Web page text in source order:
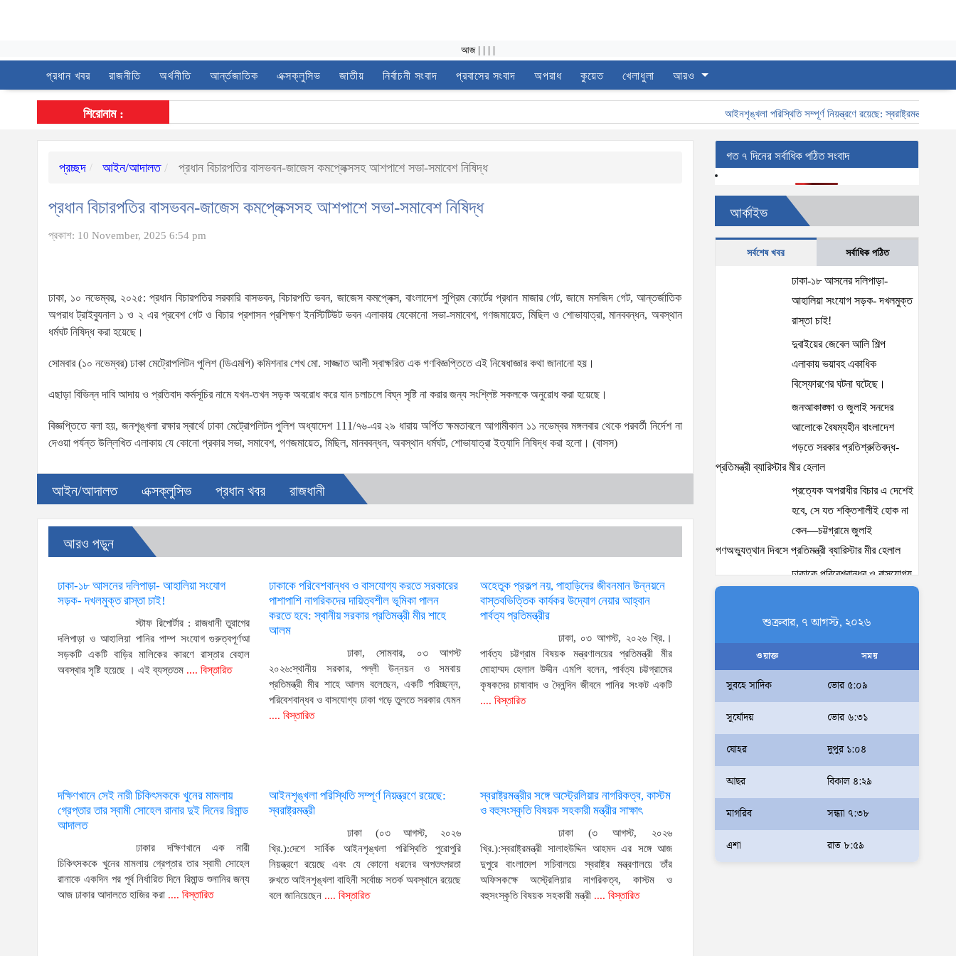
আজ
প্রধান খবর রাজনীতি অর্থনীতি আর্ন্তজাতিক এক্সক্লুসিভ জাতীয় নির্বাচনী সংবাদ প্রবাসের সংবাদ অপরাধ কুয়েত খেলাধুলা আরও
শিরোনাম : আইনশৃঙ্খলা পরিস্থিতি সম্পূর্ণ নিয়ন্ত্রণে রয়েছে: স্বরাষ্ট্রমন্ত্রী
প্রচ্ছদ আইন/আদালত প্রধান বিচারপতির বাসভবন-জাজেস কমপ্লেক্সসহ আশপাশে সভা-সমাবেশ নিষিদ্ধ
প্রধান বিচারপতির বাসভবন-জাজেস কমপ্লেক্সসহ আশপাশে সভা-সমাবেশ নিষিদ্ধ
প্রকাশ: 10 November, 2025 6:54 pm
ঢাকা, ১০ নভেম্বর, ২০২৫: প্রধান বিচারপতির সরকারি বাসভবন, বিচারপতি ভবন, জাজেস কমপ্লেক্স, বাংলাদেশ সুপ্রিম কোর্টের প্রধান মাজার গেট, জামে মসজিদ গেট, আন্তর্জাতিক
অপরাধ ট্রাইব্যুনাল ১ ও ২ এর প্রবেশ গেট ও বিচার প্রশাসন প্রশিক্ষণ ইনস্টিটিউট ভবন এলাকায় যেকোনো সভা-সমাবেশ, গণজমায়েত, মিছিল ও শোভাযাত্রা, মানববন্ধন, অবস্থান
ধর্মঘট নিষিদ্ধ করা হয়েছে।
সোমবার (১০ নভেম্বর) ঢাকা মেট্রোপলিটন পুলিশ (ডিএমপি) কমিশনার শেখ মো. সাজ্জাত আলী স্বাক্ষরিত এক গণবিজ্ঞপ্তিতে এই নিষেধাজ্ঞার কথা জানানো হয়।
এছাড়া বিভিন্ন দাবি আদায় ও প্রতিবাদ কর্মসূচির নামে যখন-তখন সড়ক অবরোধ করে যান চলাচলে বিঘ্ন সৃষ্টি না করার জন্য সংশ্লিষ্ট সকলকে অনুরোধ করা হয়েছে।
বিজ্ঞপ্তিতে বলা হয়, জনশৃঙ্খলা রক্ষার স্বার্থে ঢাকা মেট্রোপলিটন পুলিশ অধ্যাদেশ 111/৭৬-এর ২৯ ধারায় অর্পিত ক্ষমতাবলে আগামীকাল ১১ নভেম্বর মঙ্গলবার থেকে পরবর্তী নির্দেশ না
দেওয়া পর্যন্ত উল্লিখিত এলাকায় যে কোনো প্রকার সভা, সমাবেশ, গণজমায়েত, মিছিল, মানববন্ধন, অবস্থান ধর্মঘট, শোভাযাত্রা ইত্যাদি নিষিদ্ধ করা হলো। (বাসস)
আইন/আদালত এক্সক্লুসিভ প্রধান খবর রাজধানী
আরও পড়ুন
ঢাকা-১৮ আসনের দলিপাড়া- আহালিয়া সংযোগ
সড়ক- দখলমুক্ত রাস্তা চাই!
স্টাফ রিপোর্টার : রাজধানী তুরাগের
দলিপাড়া ও আহালিয়া পানির পাম্প সংযোগ গুরুত্বপূর্ণআ
সড়কটি একটি বাড়ির মালিকের কারণে রাস্তার বেহাল
অবস্থার সৃষ্টি হয়েছে । এই ব্যস্ততম .... বিস্তারিত
ঢাকাকে পরিবেশবান্ধব ও বাসযোগ্য করতে সরকারের
পাশাপাশি নাগরিকদের দায়িত্বশীল ভূমিকা পালন
করতে হবে: স্থানীয় সরকার প্রতিমন্ত্রী মীর শাহে
আলম
ঢাকা, সোমবার, ০৩ আগস্ট
২০২৬:স্থানীয় সরকার, পল্লী উন্নয়ন ও সমবায়
প্রতিমন্ত্রী মীর শাহে আলম বলেছেন, একটি পরিচ্ছন্ন,
পরিবেশবান্ধব ও বাসযোগ্য ঢাকা গড়ে তুলতে সরকার যেমন
.... বিস্তারিত
অহেতুক প্রকল্প নয়, পাহাড়িদের জীবনমান উন্নয়নে
বাস্তবভিত্তিক কার্যকর উদ্যোগ নেয়ার আহ্বান
পার্বত্য প্রতিমন্ত্রীর
ঢাকা, ০৩ আগস্ট, ২০২৬ খ্রি.।
পার্বত্য চট্টগ্রাম বিষয়ক মন্ত্রণালয়ের প্রতিমন্ত্রী মীর
মোহাম্মদ হেলাল উদ্দীন এমপি বলেন, পার্বত্য চট্টগ্রামের
কৃষকদের চাষাবাদ ও দৈনন্দিন জীবনে পানির সংকট একটি
.... বিস্তারিত
দক্ষিণখানে সেই নারী চিকিৎসককে খুনের মামলায়
গ্রেপ্তার তার স্বামী সোহেল রানার দুই দিনের রিমান্ড
আদালত
ঢাকার দক্ষিণখানে এক নারী
চিকিৎসককে খুনের মামলায় গ্রেপ্তার তার স্বামী সোহেল
রানাকে একদিন পর পূর্ব নির্ধারিত দিনে রিমান্ড শুনানির জন্য
আজ ঢাকার আদালতে হাজির করা .... বিস্তারিত
আইনশৃঙ্খলা পরিস্থিতি সম্পূর্ণ নিয়ন্ত্রণে রয়েছে:
স্বরাষ্ট্রমন্ত্রী
ঢাকা (০৩ আগস্ট, ২০২৬
খ্রি.):দেশে সার্বিক আইনশৃঙ্খলা পরিস্থিতি পুরোপুরি
নিয়ন্ত্রণে রয়েছে এবং যে কোনো ধরনের অপতৎপরতা
রুখতে আইনশৃঙ্খলা বাহিনী সর্বোচ্চ সতর্ক অবস্থানে রয়েছে
বলে জানিয়েছেন .... বিস্তারিত
স্বরাষ্ট্রমন্ত্রীর সঙ্গে অস্ট্রেলিয়ার নাগরিকত্ব, কাস্টম
ও বহুসংস্কৃতি বিষয়ক সহকারী মন্ত্রীর সাক্ষাৎ
ঢাকা (৩ আগস্ট, ২০২৬
খ্রি.):স্বরাষ্ট্রমন্ত্রী সালাহউদ্দিন আহমদ এর সঙ্গে আজ
দুপুরে বাংলাদেশ সচিবালয়ে স্বরাষ্ট্র মন্ত্রণালয়ে তাঁর
অফিসকক্ষে অস্ট্রেলিয়ার নাগরিকত্ব, কাস্টম ও
বহুসংস্কৃতি বিষয়ক সহকারী মন্ত্রী.... বিস্তারিত
গত ৭ দিনের সর্বাধিক পঠিত সংবাদ
আর্কাইভ
সর্বশেষ খবর সর্বাধিক পঠিত
ঢাকা-১৮ আসনের দলিপাড়া-
আহালিয়া সংযোগ সড়ক- দখলমুক্ত
রাস্তা চাই!
দুবাইয়ের জেবেল আলি শিল্প
এলাকায় ভয়াবহ একাধিক
বিস্ফোরণের ঘটনা ঘটেছে।
জনআকাঙ্ক্ষা ও জুলাই সনদের
আলোকে বৈষম্যহীন বাংলাদেশ
গড়তে সরকার প্রতিশ্রুতিবদ্ধ-
প্রতিমন্ত্রী ব্যারিস্টার মীর হেলাল
প্রত্যেক অপরাধীর বিচার এ দেশেই
হবে, সে যত শক্তিশালীই হোক না
কেন—চট্টগ্রামে জুলাই
গণঅভ্যুত্থান দিবসে প্রতিমন্ত্রী ব্যারিস্টার মীর হেলাল
ঢাকাকে পরিবেশবান্ধব ও বাসযোগ্য
নাগরিকদের দায়িত্বশীল ভূমিকা
ব্যারিস্টার মীর হেলাল
কার্যকর উদ্যোগ নেয়ার আহ্বান
পার্বত্য প্রতিমন্ত্রীর
খুনের মামলায় গ্রেপ্তার তার স্বামী
শুক্রবার, ৭ আগস্ট, ২০২৬
ওয়াক্ত সময়
সুবহে সাদিক ভোর ৫:০৯
সূর্যোদয় ভোর ৬:৩১
যোহর দুপুর ১:০৪
আছর বিকাল ৪:২৯
মাগরিব সন্ধ্যা ৭:৩৮
এশা রাত ৮:৫৯